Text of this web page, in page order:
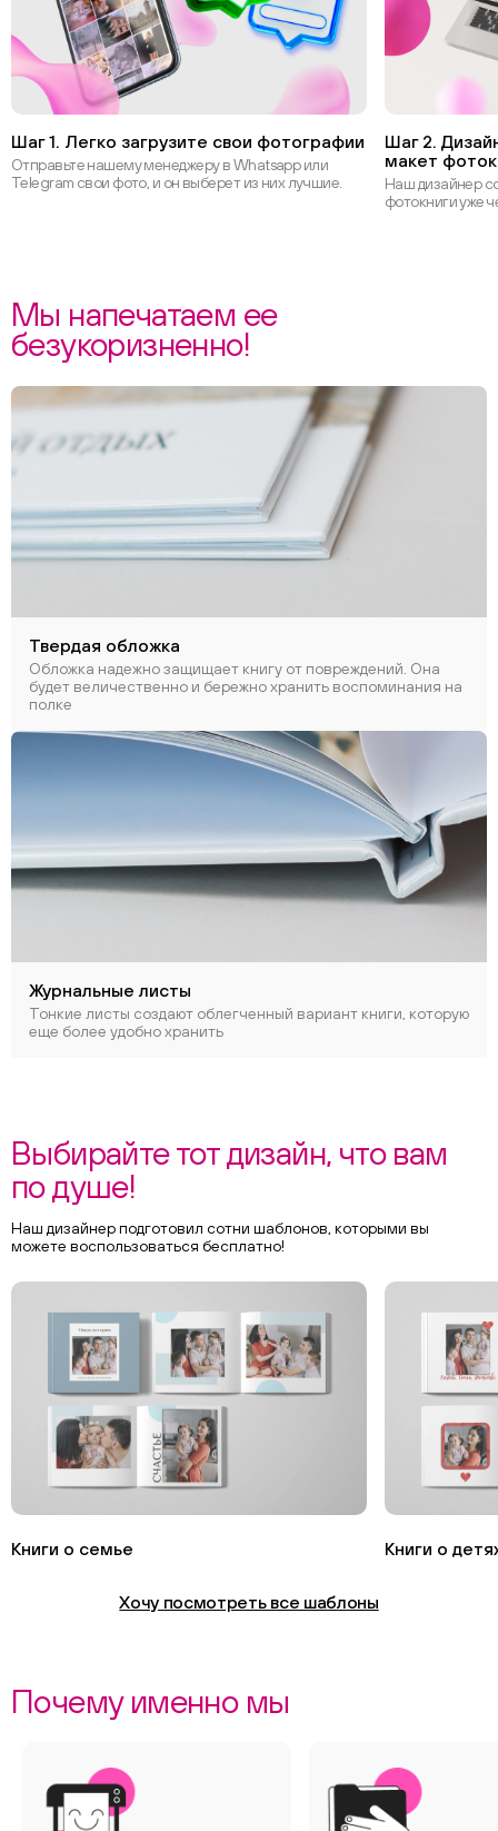
Шаг 1. Легко загрузите свои фотографии
Отправьте нашему менеджеру в Whatsapp или
Telegram свои фото, и он выберет из них лучшие.
Шаг 2.
макет
Наш дизайнер
фотокниги уже
Мы напечатаем ее
безукоризненно!
Твердая обложка
Обложка надежно защищает книгу от повреждений. Она
будет величественно и бережно хранить воспоминания на
полке
Журнальные листы
Тонкие листы создают облегченный вариант книги, которую
еще более удобно хранить
Выбирайте тот дизайн, что вам
по душе!
Наш дизайнер подготовил сотни шаблонов, которыми вы
можете воспользоваться бесплатно!
Книги о семье Книги о
Хочу посмотреть все шаблоны
Почему именно мы